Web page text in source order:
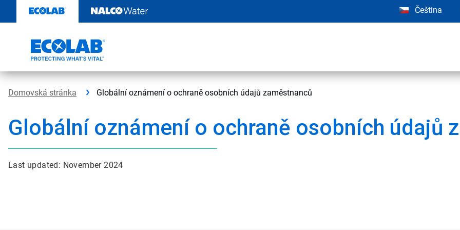
content
Čeština
Domovská stránka Globální oznámení o ochraně osobních údajů zaměstnanců
Globální oznámení o ochraně osobních údajů
Last updated: November 2024